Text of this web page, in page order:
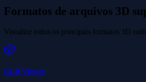
Formatos de arquivos 3D
Visualize todos os principais formatos 3D
GLB Viewer